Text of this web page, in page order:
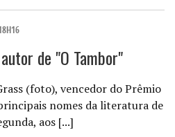
de "O Tambor"
(foto), vencedor do Prêmio
nomes da literatura de
aos [...]